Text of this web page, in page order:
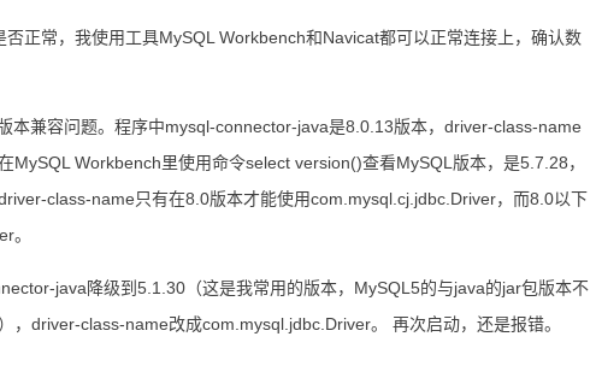
常，我使用工具MySQL Workbench和Navicat都可以正常连接上，确认数
兼容问题。程序中mysql-connector-java是8.0.13版本，driver-class-name
MySQL Workbench里使用命令select version()查看MySQL版本，是5.7.28，
class-name只有在8.0版本才能使用com.mysql.cj.jdbc.Driver，而8.0以下
。
java降级到5.1.30（这是我常用的版本，MySQL5的与java的jar包版本不
，driver-class-name改成com.mysql.jdbc.Driver。 再次启动，还是报错。